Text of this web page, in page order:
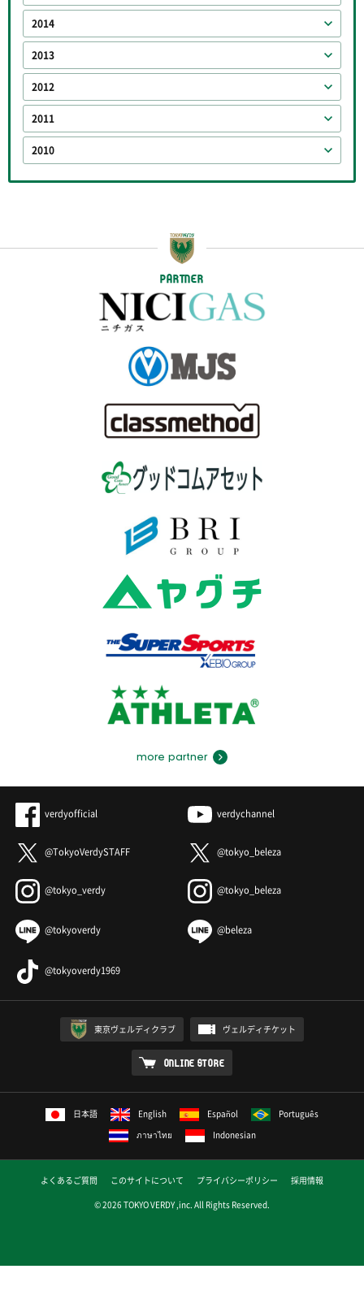
2014
2013
2012
2011
2010
PARTNER
more partner
verdyofficial verdychannel
@TokyoVerdySTAFF @tokyo_beleza
@tokyo_verdy @tokyo_beleza
@tokyoverdy @beleza
@tokyoverdy1969
東京ヴェルディクラブ ヴェルディチケット
ONLINE STORE
日本語 English Español
Português
ภาษาไทย
Indonesian
よくあるご質問 このサイトについて プライバシーポリシー
採用情報
© 2026 TOKYO VERDY ,inc. All Rights Reserved.